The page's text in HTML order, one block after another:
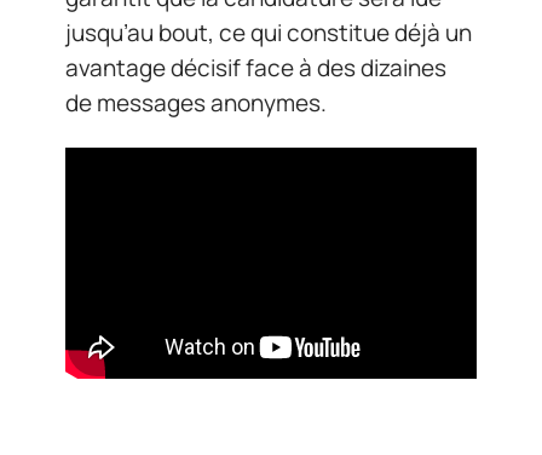
jusqu’au bout, ce qui constitue déjà un
avantage décisif face à des dizaines
de messages anonymes.